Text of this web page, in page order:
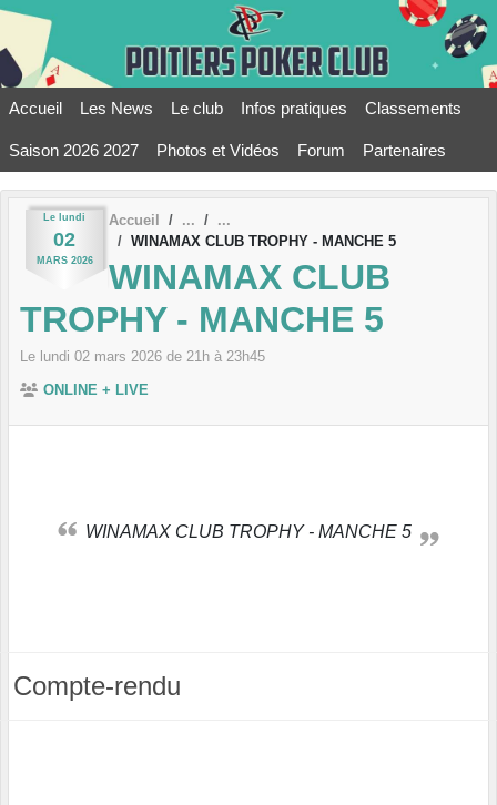
Accueil Les News Le club Infos pratiques Classements
Saison 2026 2027 Photos et Vidéos Forum Partenaires
Le lundi
02
MARS 2026
Accueil
WINAMAX CLUB TROPHY - MANCHE 5
WINAMAX CLUB
TROPHY - MANCHE 5
Le lundi 02 mars 2026 de 21h à 23h45
ONLINE + LIVE
WINAMAX CLUB TROPHY - MANCHE 5
Compte-rendu
Panneau de gestion des cookies